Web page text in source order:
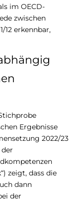
im OECD-
zwischen
12 erkennbar,
Ergebnisse
2022/23
zeigt, dass die
dann
der